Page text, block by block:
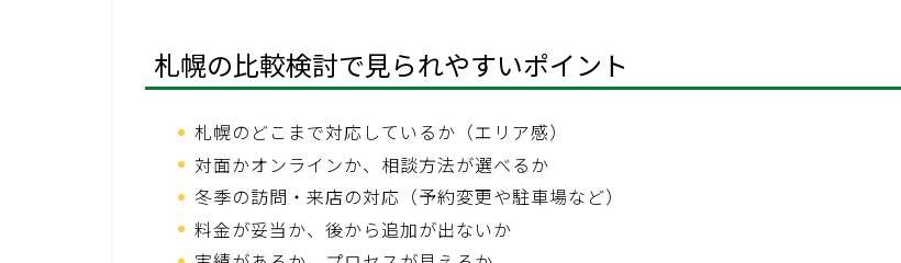
札幌の比較検討で見られやすいポイント
札幌のどこまで対応しているか（エリア感）
対面かオンラインか、相談方法が選べるか
冬季の訪問・来店の対応（予約変更や駐車場など）
料金が妥当か、後から追加が出ないか